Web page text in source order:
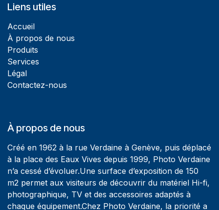
Liens utiles
Accueil
À propos de nous
Produits
Services
Légal
Contactez-nous
À propos de nous
Créé en 1962 à la rue Verdaine à Genève, puis déplacé
à la place des Eaux Vives depuis 1999, Photo Verdaine
n’a cessé d’évoluer.Une surface d’exposition de 150
m2 permet aux visiteurs de découvrir du matériel Hi-fi,
photographique, TV et des accessoires adaptés à
chaque équipement.Chez Photo Verdaine, la priorité a